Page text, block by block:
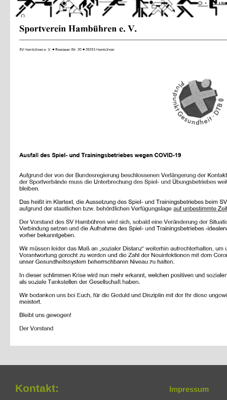
Kontakt:
Impressum